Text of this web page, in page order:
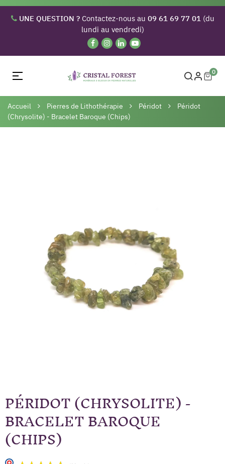
UNE QUESTION ?Contactez-nous au 09 61 69 77 01(du
lundi au vendredi)
Basculer
navigation
☰ 0
Accueil Pierres de Lithothérapie Péridot
Péridot
(Chrysolite) - Bracelet Baroque (Chips)
PÉRIDOT (CHRYSOLITE) -
BRACELET BAROQUE
(CHIPS)